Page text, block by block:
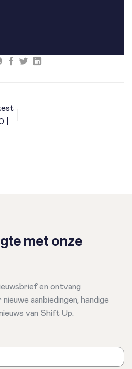
|
met onze
en ontvang
aanbiedingen, handige
van Shift Up.